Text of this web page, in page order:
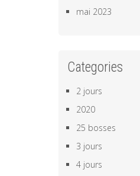
mai 2023
Categories
2 jours
2020
25 bosses
3 jours
4 jours